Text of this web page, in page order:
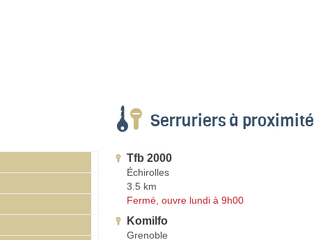
Serruriers à proximité
Tfb 2000
Échirolles
3.5 km
Fermé, ouvre lundi à 9h00
Komilfo
Grenoble